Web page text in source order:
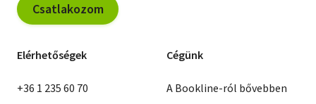
Csatlakozom
Elérhetőségek
+36 1 235 60 70
Cégünk
A Bookline-ról bővebben